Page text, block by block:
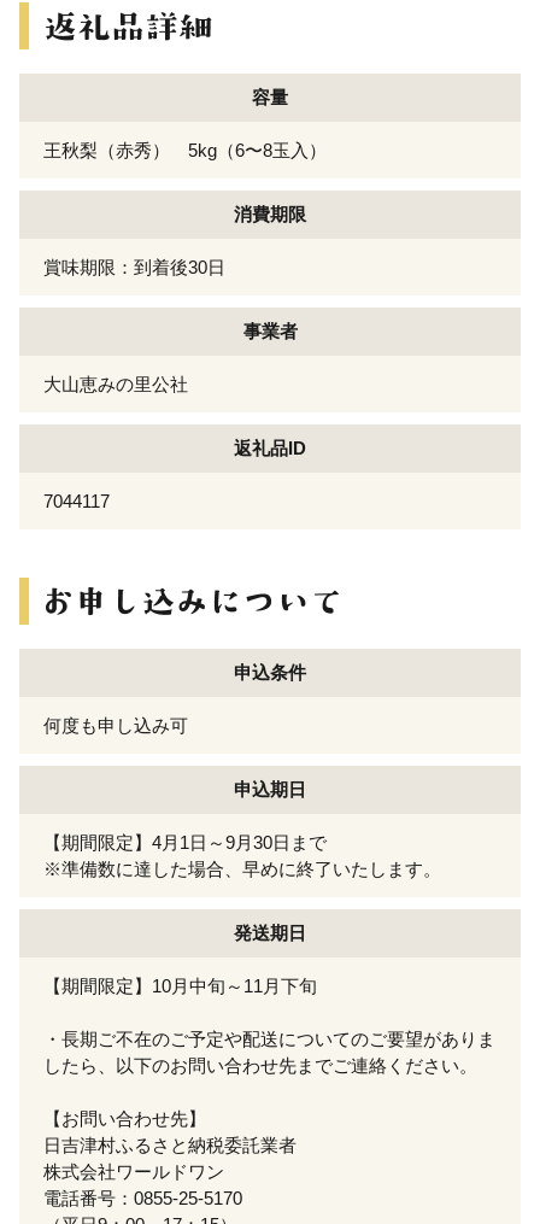
容量
王秋梨（赤秀） 5kg（6〜8玉入）
消費期限
賞味期限：到着後30日
事業者
大山恵みの里公社
返礼品ID
7044117
申込条件
何度も申し込み可
申込期日
【期間限定】4月1日～9月30日まで
※準備数に達した場合、早めに終了いたします。
発送期日
【期間限定】10月中旬～11月下旬
・長期ご不在のご予定や配送についてのご要望がありま
したら、以下のお問い合わせ先までご連絡ください。
【お問い合わせ先】
日吉津村ふるさと納税委託業者
株式会社ワールドワン
電話番号：0855-25-5170